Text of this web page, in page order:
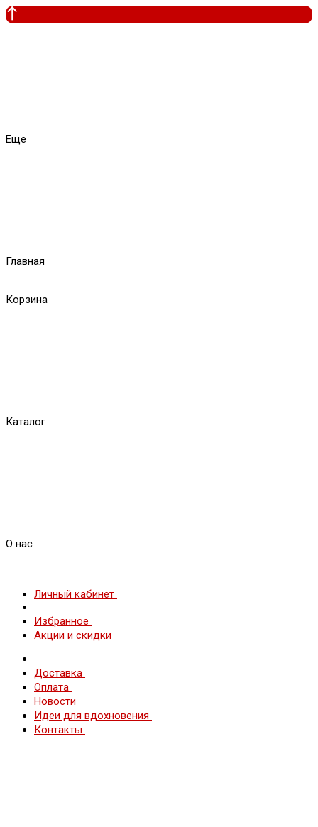
Еще
Главная
Корзина
Каталог
О нас
Личный кабинет
Избранное
Акции и скидки
Доставка
Оплата
Новости
Идеи для вдохновения
Контакты